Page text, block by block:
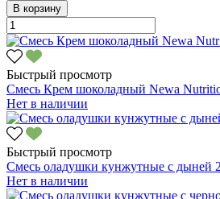
В корзину
Быстрый просмотр
Смесь Крем шоколадный Newa
Нет в наличии
Быстрый просмотр
Смесь оладушки кунжутные с дыней
Нет в наличии